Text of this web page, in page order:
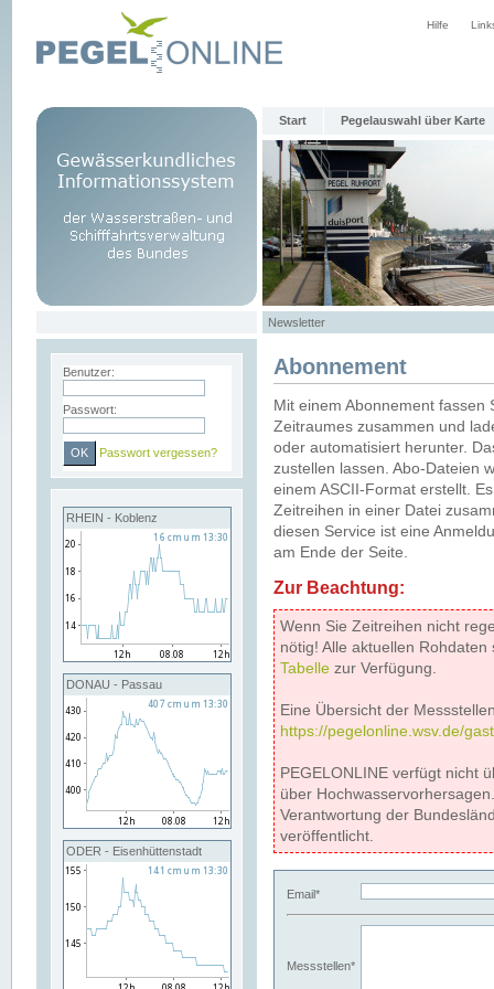
Hilfe
Start Pegelauswahl über Karte
Newsletter
Benutzer:
Passwort:
Passwort vergessen?
RHEIN - Koblenz
DONAU - Passau
ODER - Eisenhüttenstadt
Abonnement
Mit einem Abonnement
Zeitraumes zusammen und
oder automatisiert herunter.
zustellen lassen. Abo-Dateien
einem ASCII-Format erstellt.
Zeitreihen in einer Datei
diesen Service ist eine
am Ende der Seite.
Zur Beachtung:
Wenn Sie Zeitreihen nicht
nötig! Alle aktuellen
Tabelle zur Verfügung.
Eine Übersicht der
https://pegelonline.wsv.de/
PEGELONLINE verfügt nicht
über
Verantwortung der
veröffentlicht.
Email*
Messstellen*